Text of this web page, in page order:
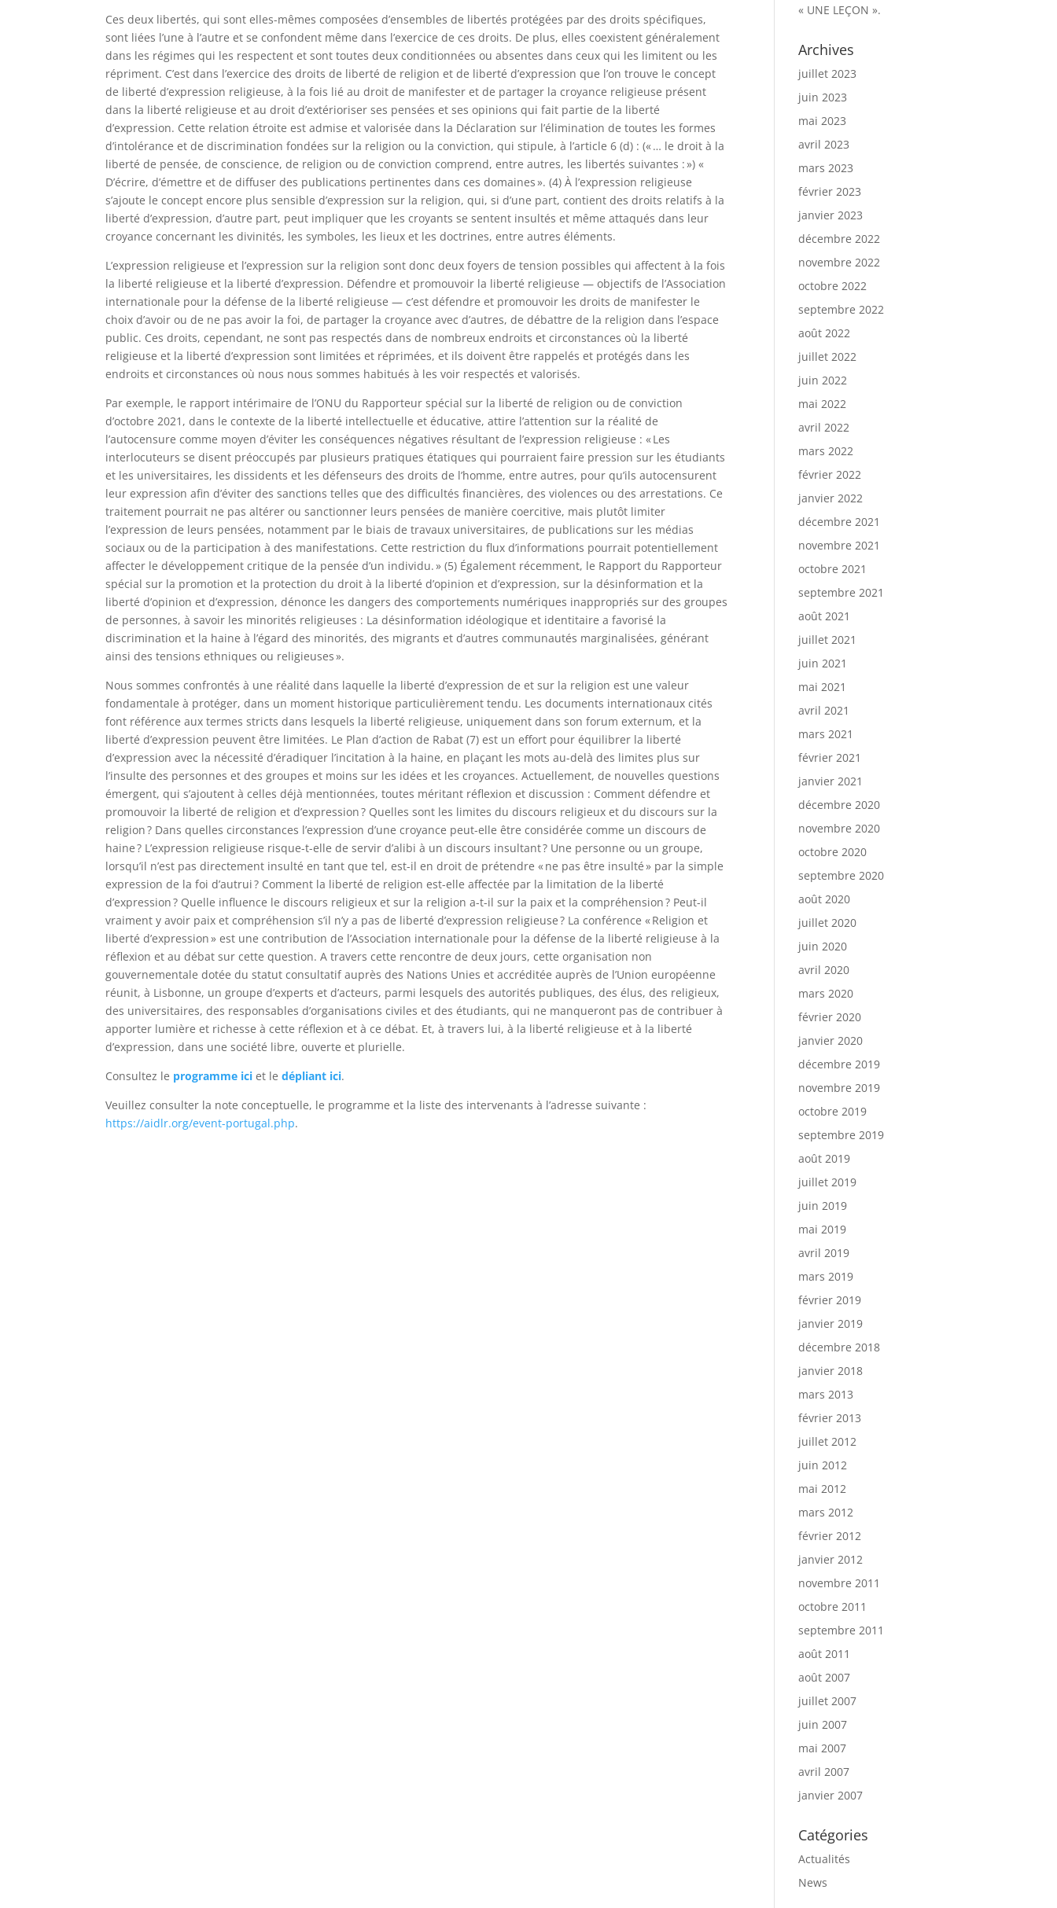
Ces deux libertés, qui sont elles-mêmes composées d’ensembles de libertés protégées par des droits spécifiques,
sont liées l’une à l’autre et se confondent même dans l’exercice de ces droits. De plus, elles coexistent généralement
dans les régimes qui les respectent et sont toutes deux conditionnées ou absentes dans ceux qui les limitent ou les
répriment. C’est dans l’exercice des droits de liberté de religion et de liberté d’expression que l’on trouve le concept
de liberté d’expression religieuse, à la fois lié au droit de manifester et de partager la croyance religieuse présent
dans la liberté religieuse et au droit d’extérioriser ses pensées et ses opinions qui fait partie de la liberté
d’expression. Cette relation étroite est admise et valorisée dans la Déclaration sur l’élimination de toutes les formes
d’intolérance et de discrimination fondées sur la religion ou la conviction, qui stipule, à l’article 6 (d) : (« … le droit à la
liberté de pensée, de conscience, de religion ou de conviction comprend, entre autres, les libertés suivantes : ») «
D’écrire, d’émettre et de diffuser des publications pertinentes dans ces domaines ». (4) À l’expression religieuse
s’ajoute le concept encore plus sensible d’expression sur la religion, qui, si d’une part, contient des droits relatifs à la
liberté d’expression, d’autre part, peut impliquer que les croyants se sentent insultés et même attaqués dans leur
croyance concernant les divinités, les symboles, les lieux et les doctrines, entre autres éléments.
L’expression religieuse et l’expression sur la religion sont donc deux foyers de tension possibles qui affectent à la fois
la liberté religieuse et la liberté d’expression. Défendre et promouvoir la liberté religieuse — objectifs de l’Association
internationale pour la défense de la liberté religieuse — c’est défendre et promouvoir les droits de manifester le
choix d’avoir ou de ne pas avoir la foi, de partager la croyance avec d’autres, de débattre de la religion dans l’espace
public. Ces droits, cependant, ne sont pas respectés dans de nombreux endroits et circonstances où la liberté
religieuse et la liberté d’expression sont limitées et réprimées, et ils doivent être rappelés et protégés dans les
endroits et circonstances où nous nous sommes habitués à les voir respectés et valorisés.
Par exemple, le rapport intérimaire de l’ONU du Rapporteur spécial sur la liberté de religion ou de conviction
d’octobre 2021, dans le contexte de la liberté intellectuelle et éducative, attire l’attention sur la réalité de
l’autocensure comme moyen d’éviter les conséquences négatives résultant de l’expression religieuse : « Les
interlocuteurs se disent préoccupés par plusieurs pratiques étatiques qui pourraient faire pression sur les étudiants
et les universitaires, les dissidents et les défenseurs des droits de l’homme, entre autres, pour qu’ils autocensurent
leur expression afin d’éviter des sanctions telles que des difficultés financières, des violences ou des arrestations. Ce
traitement pourrait ne pas altérer ou sanctionner leurs pensées de manière coercitive, mais plutôt limiter
l’expression de leurs pensées, notamment par le biais de travaux universitaires, de publications sur les médias
sociaux ou de la participation à des manifestations. Cette restriction du flux d’informations pourrait potentiellement
affecter le développement critique de la pensée d’un individu. » (5) Également récemment, le Rapport du Rapporteur
spécial sur la promotion et la protection du droit à la liberté d’opinion et d’expression, sur la désinformation et la
liberté d’opinion et d’expression, dénonce les dangers des comportements numériques inappropriés sur des groupes
de personnes, à savoir les minorités religieuses : La désinformation idéologique et identitaire a favorisé la
discrimination et la haine à l’égard des minorités, des migrants et d’autres communautés marginalisées, générant
ainsi des tensions ethniques ou religieuses ».
Nous sommes confrontés à une réalité dans laquelle la liberté d’expression de et sur la religion est une valeur
fondamentale à protéger, dans un moment historique particulièrement tendu. Les documents internationaux cités
font référence aux termes stricts dans lesquels la liberté religieuse, uniquement dans son forum externum, et la
liberté d’expression peuvent être limitées. Le Plan d’action de Rabat (7) est un effort pour équilibrer la liberté
d’expression avec la nécessité d’éradiquer l’incitation à la haine, en plaçant les mots au-delà des limites plus sur
l’insulte des personnes et des groupes et moins sur les idées et les croyances. Actuellement, de nouvelles questions
émergent, qui s’ajoutent à celles déjà mentionnées, toutes méritant réflexion et discussion : Comment défendre et
promouvoir la liberté de religion et d’expression ? Quelles sont les limites du discours religieux et du discours sur la
religion ? Dans quelles circonstances l’expression d’une croyance peut-elle être considérée comme un discours de
haine ? L’expression religieuse risque-t-elle de servir d’alibi à un discours insultant ? Une personne ou un groupe,
lorsqu’il n’est pas directement insulté en tant que tel, est-il en droit de prétendre « ne pas être insulté » par la simple
expression de la foi d’autrui ? Comment la liberté de religion est-elle affectée par la limitation de la liberté
d’expression ? Quelle influence le discours religieux et sur la religion a-t-il sur la paix et la compréhension ? Peut-il
vraiment y avoir paix et compréhension s’il n’y a pas de liberté d’expression religieuse ? La conférence « Religion et
liberté d’expression » est une contribution de l’Association internationale pour la défense de la liberté religieuse à la
réflexion et au débat sur cette question. A travers cette rencontre de deux jours, cette organisation non
gouvernementale dotée du statut consultatif auprès des Nations Unies et accréditée auprès de l’Union européenne
réunit, à Lisbonne, un groupe d’experts et d’acteurs, parmi lesquels des autorités publiques, des élus, des religieux,
des universitaires, des responsables d’organisations civiles et des étudiants, qui ne manqueront pas de contribuer à
apporter lumière et richesse à cette réflexion et à ce débat. Et, à travers lui, à la liberté religieuse et à la liberté
d’expression, dans une société libre, ouverte et plurielle.
Consultez le programme ici et ledépliant ici.
Veuillez consulter la note conceptuelle, le programme et la liste des intervenants à l’adresse suivante :
https://aidlr.org/event-portugal.php.
« UNE LEÇON ».
Archives
juillet 2023
juin 2023
mai 2023
avril 2023
mars 2023
février 2023
janvier 2023
décembre 2022
novembre 2022
octobre 2022
septembre 2022
août 2022
juillet 2022
juin 2022
mai 2022
avril 2022
mars 2022
février 2022
janvier 2022
décembre 2021
novembre 2021
octobre 2021
septembre 2021
août 2021
juillet 2021
juin 2021
mai 2021
avril 2021
mars 2021
février 2021
janvier 2021
décembre 2020
novembre 2020
octobre 2020
septembre 2020
août 2020
juillet 2020
juin 2020
avril 2020
mars 2020
février 2020
janvier 2020
décembre 2019
novembre 2019
octobre 2019
septembre 2019
août 2019
juillet 2019
juin 2019
mai 2019
avril 2019
mars 2019
février 2019
janvier 2019
décembre 2018
janvier 2018
mars 2013
février 2013
juillet 2012
juin 2012
mai 2012
mars 2012
février 2012
janvier 2012
novembre 2011
octobre 2011
septembre 2011
août 2011
août 2007
juillet 2007
juin 2007
mai 2007
avril 2007
janvier 2007
Catégories
Actualités
News